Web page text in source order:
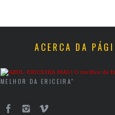
ACERCA DA
MELHOR DA ERICEIRA"